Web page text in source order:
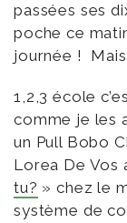
passées ses
poche ce
journée !
1,2,3 école
comme je les
un Pull Bobo
Lorea De Vos
tu? » chez le
système de